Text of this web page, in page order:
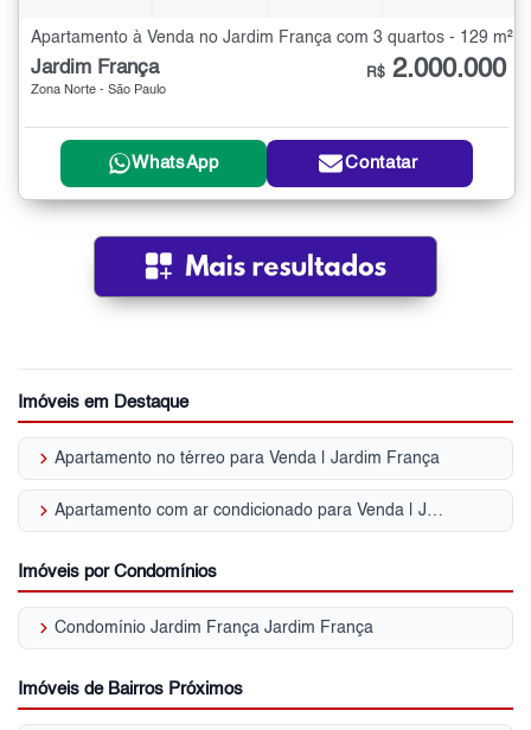
Apartamento à Venda no Jardim França com 3 quartos - 129 m²
Jardim França
Zona Norte - São Paulo
R$ 2.000.000
WhatsApp Contatar
Imóveis em Destaque
keyboard_arrow_right Apartamento no térreo para Venda | Jardim França
keyboard_arrow_right Apartamento com ar condicionado para Venda | Jardim França
Imóveis por Condomínios
keyboard_arrow_right Condomínio Jardim França Jardim França
Imóveis de Bairros Próximos